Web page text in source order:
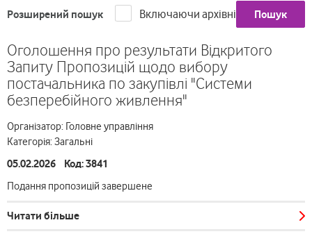
Включаючи архівні Пошук
Розширений пошук
Оголошення про результати Відкритого
Запиту Пропозицій щодо вибору
постачальника по закупівлі "Системи
безперебійного живлення"
Організатор: Головне управління
Категорія: Загальні
05.02.2026 Код: 3841
Подання пропозицій завершене
Читати більше